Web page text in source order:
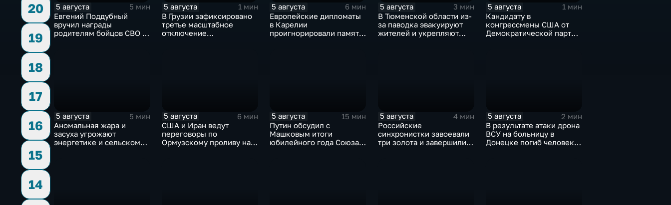
20
19
18
17
16
15
14
5 августа
5 мин
Евгений Поддубный
вручил награды
родителям бойцов СВО в
5 августа
1 мин
В Грузии зафиксировано
третье масштабное
отключение
5 августа
6 мин
Европейские дипломаты
в Карелии
проигнорировали память
5 августа
3 мин
В Тюменской области из-
за паводка эвакуируют
жителей и укрепляют
5 августа
1 мин
Кандидату в
конгрессмены США от
Демократической партии
5 августа
5 мин
Аномальная жара и
засуха угрожают
энергетике и сельскому
5 августа
6 мин
США и Иран ведут
переговоры по
Ормузскому проливу на
5 августа
15 мин
Путин обсудил с
Машковым итоги
юбилейного года Союза
5 августа
4 мин
Российские
синхронистки завоевали
три золота и завершили
5 августа
2 мин
В результате атаки дрона
ВСУ на больницу в
Донецке погиб человек и